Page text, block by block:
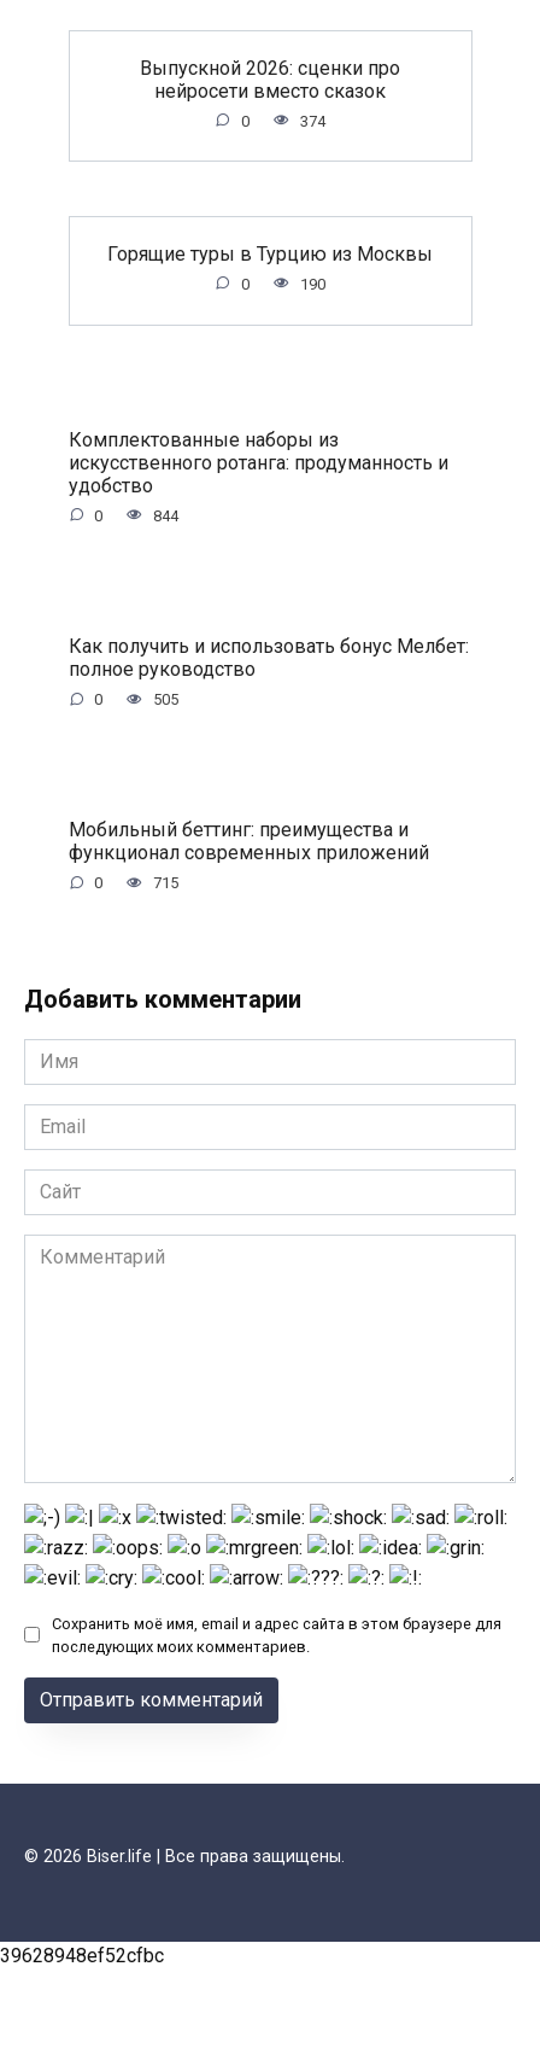
Выпускной 2026: сценки про
нейросети вместо сказок
0 374
Горящие туры в Турцию из Москвы
0 190
Комплектованные наборы из
искусственного ротанга: продуманность и
удобство
0 844
Как получить и использовать бонус Мелбет:
полное руководство
0 505
Мобильный беттинг: преимущества и
функционал современных приложений
0 715
Добавить комментарии
Имя
*
Email
*
Сайт
Комментарий
Сохранить моё имя, email и адрес сайта в этом браузере для
последующих моих комментариев.
© 2026 Biser.life | Все права защищены.
39628948ef52cfbc